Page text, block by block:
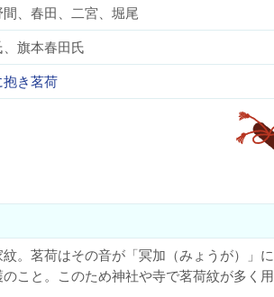
、春田、二宮、堀尾
旗本春田氏
き茗荷
。茗荷はその音が「冥加（みょうが）」に
こと。このため神社や寺で茗荷紋が多く用